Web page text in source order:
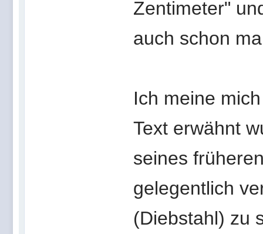
Zentimeter"
auch schon
Ich meine
Text erwähnt
seines
gelegentlich
(Diebstahl) zu